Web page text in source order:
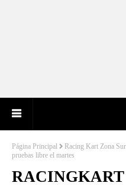
Página Principal Racing Kart Zona Sur
pruebas libre el martes
RACINGKART